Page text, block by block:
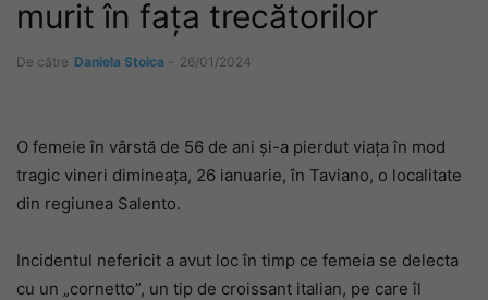
murit în fața trecătorilor
De către Daniela Stoica - 26/01/2024
O femeie în vârstă de 56 de ani și-a pierdut viața în mod
tragic vineri dimineața, 26 ianuarie, în Taviano, o localitate
din regiunea Salento.
Incidentul nefericit a avut loc în timp ce femeia se delecta
cu un „cornetto”, un tip de croissant italian, pe care îl